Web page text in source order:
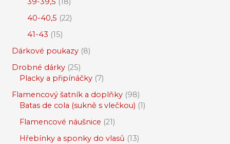
40-40,5 22
41-43 15
Dárkové poukazy 8
Drobné dárky 25
Placky a připínáčky 7
Flamencový šatník a doplňky 98
Batas de cola (sukně s vlečkou) 1
Flamencové náušnice 21
Hřebínky a sponky do vlasů 13